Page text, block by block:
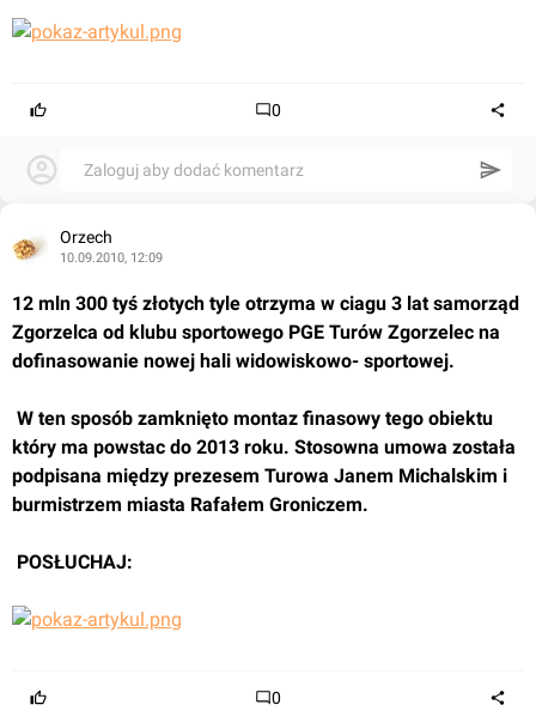
0
Zaloguj aby dodać komentarz
Orzech
10.09.2010, 12:09
12 mln 300 tyś złotych tyle otrzyma w ciagu 3 lat samorząd
Zgorzelca od klubu sportowego PGE Turów Zgorzelec na
dofinasowanie nowej hali widowiskowo- sportowej.
który ma powstac do 2013 roku. Stosowna umowa została
podpisana między prezesem Turowa Janem Michalskim i
burmistrzem miasta Rafałem Groniczem.
POSŁUCHAJ:
0